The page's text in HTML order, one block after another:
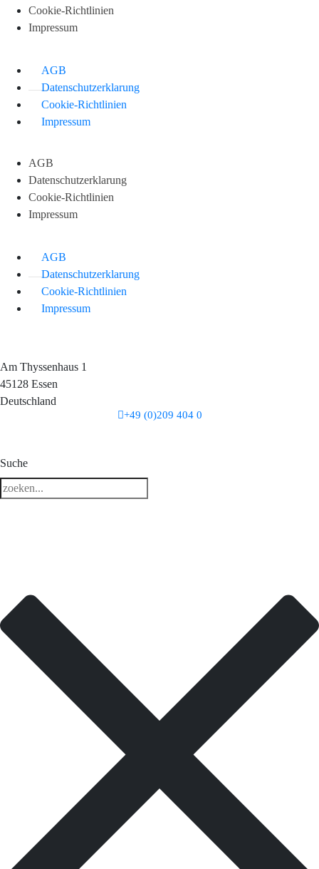
Cookie-Richtlinien
Impressum
AGB
Datenschutzerklarung
Cookie-Richtlinien
Impressum
AGB
Datenschutzerklarung
Cookie-Richtlinien
Impressum
AGB
Datenschutzerklarung
Cookie-Richtlinien
Impressum
Am Thyssenhaus 1
45128 Essen
Deutschland
+49 (0)209 404 0
3 downloads geselecteerd
herunterladen
E-Mail
Suche